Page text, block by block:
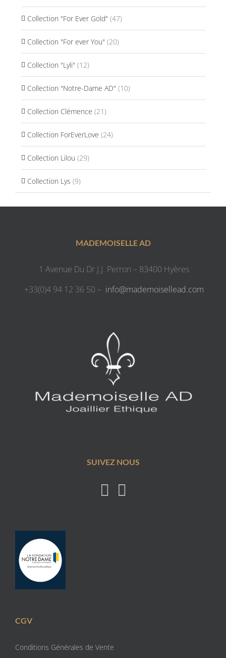
Collection "For Ever Gold" (47)
Collection "For ever You" (20)
Collection "Lyli" (12)
Collection "Notre-Dame AD" (10)
Collection Clémence (21)
Collection ForEverLove (24)
Collection Lilou (29)
Collection Lys (9)
MADEMOISELLE AD
1 Avenue Du Dr J.J. Perron – 83400 Hyères
+33(0)4 94 12 36 50 – info@mademoisellead.com
SUIVEZ NOUS
CGV
Conditions Générales de Vente